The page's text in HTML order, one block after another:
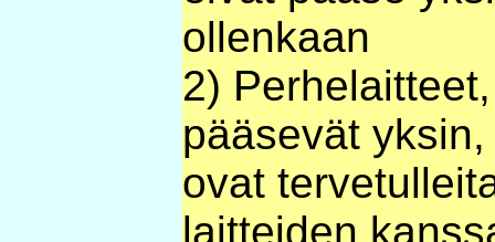
ollenkaan
2)
pääsevät
ovat
laitteiden